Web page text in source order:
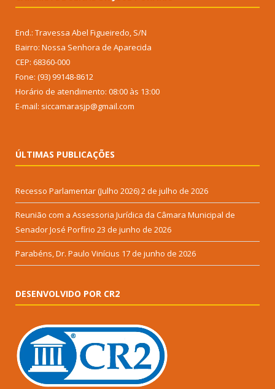
End.: Travessa Abel Figueiredo, S/N
Bairro: Nossa Senhora de Aparecida
CEP: 68360-000
Fone: (93) 99148-8612
Horário de atendimento: 08:00 às 13:00
E-mail: siccamarasjp@gmail.com
ÚLTIMAS PUBLICAÇÕES
Recesso Parlamentar (Julho 2026)2 de julho de 2026
Reunião com a Assessoria Jurídica da Câmara Municipal de
Senador José Porfírio 23 de junho de 2026
Parabéns, Dr. Paulo Vinícius 17 de junho de 2026
DESENVOLVIDO POR CR2